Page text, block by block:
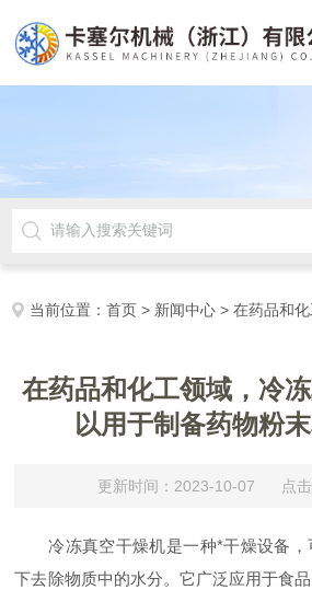
当前位置：首页 > 新闻中心 > 在药品和化工领域，冷
在药品和化工领域，冷
以用于制备药物粉
更新时间：2023-10-07 点击
冷冻真空干燥机是一种*干燥设备，
下去除物质中的水分。它广泛应用于食